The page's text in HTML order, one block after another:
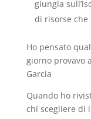
giungla
di risorse che
Ho pensato
giorno provavo
Garcia
Quando ho
chi scegliere di